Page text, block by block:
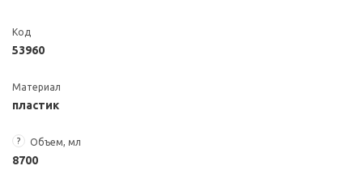
Код
53960
Материал
пластик
? Объем, мл
8700